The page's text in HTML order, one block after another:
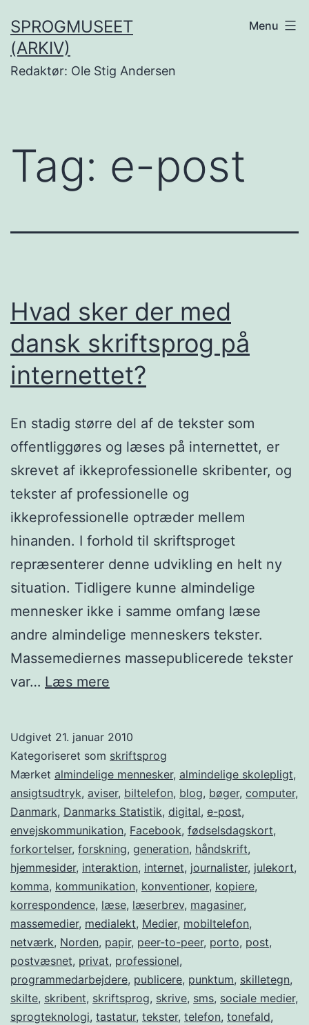
til
indhold
SPROGMUSEET
(ARKIV)
Redaktør: Ole Stig Andersen
Menu
Tag: e-post
Hvad sker der med
dansk skriftsprog på
internettet?
En stadig større del af de tekster som
offentliggøres og læses på internettet, er
skrevet af ikkeprofessionelle skribenter, og
tekster af professionelle og
ikkeprofessionelle optræder mellem
hinanden. I forhold til skriftsproget
repræsenterer denne udvikling en helt ny
situation. Tidligere kunne almindelige
mennesker ikke i samme omfang læse
andre almindelige menneskers tekster.
Massemediernes massepublicerede tekster
var… Læs mere
med
dansk
skriftsprog
på
internettet?
Udgivet 21. januar 2010
Kategoriseret som skriftsprog
Mærket almindelige mennesker, almindelige skolepligt,
ansigtsudtryk, aviser, biltelefon, blog, bøger, computer,
Danmark, Danmarks Statistik, digital, e-post,
envejskommunikation, Facebook, fødselsdagskort,
forkortelser, forskning, generation, håndskrift,
hjemmesider, interaktion, internet, journalister, julekort,
komma, kommunikation, konventioner, kopiere,
korrespondence, læse, læserbrev, magasiner,
massemedier, medialekt, Medier, mobiltelefon,
netværk, Norden, papir, peer-to-peer, porto, post,
postvæsnet, privat, professionel,
programmedarbejdere, publicere, punktum, skilletegn,
skilte, skribent, skriftsprog, skrive, sms, sociale medier,
sprogteknologi, tastatur, tekster, telefon, tonefald,